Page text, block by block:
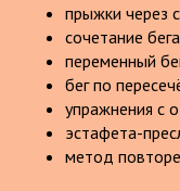
прыжки через
сочетание
переменный
бег по
упражнения с
эстафета-
метод